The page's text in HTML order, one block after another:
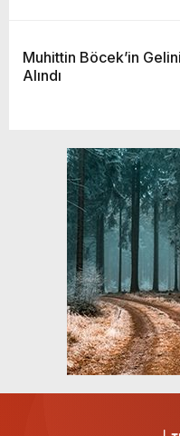
Muhittin Böcek’in
Alındı